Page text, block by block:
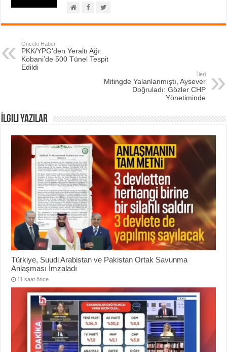
Önceki Haber
PKK/YPG’den Yeraltı Ağı:
Kobani’de 500 Tünel Tespit
Edildi
İleri
Mitingde Yalanlanmıştı, Aysever
Doğruladı: Gözler CHP
Yönetiminde
İlgili Yazılar
Türkiye, Suudi Arabistan ve Pakistan Ortak Savunma
Anlaşması İmzaladı
11 saat önce